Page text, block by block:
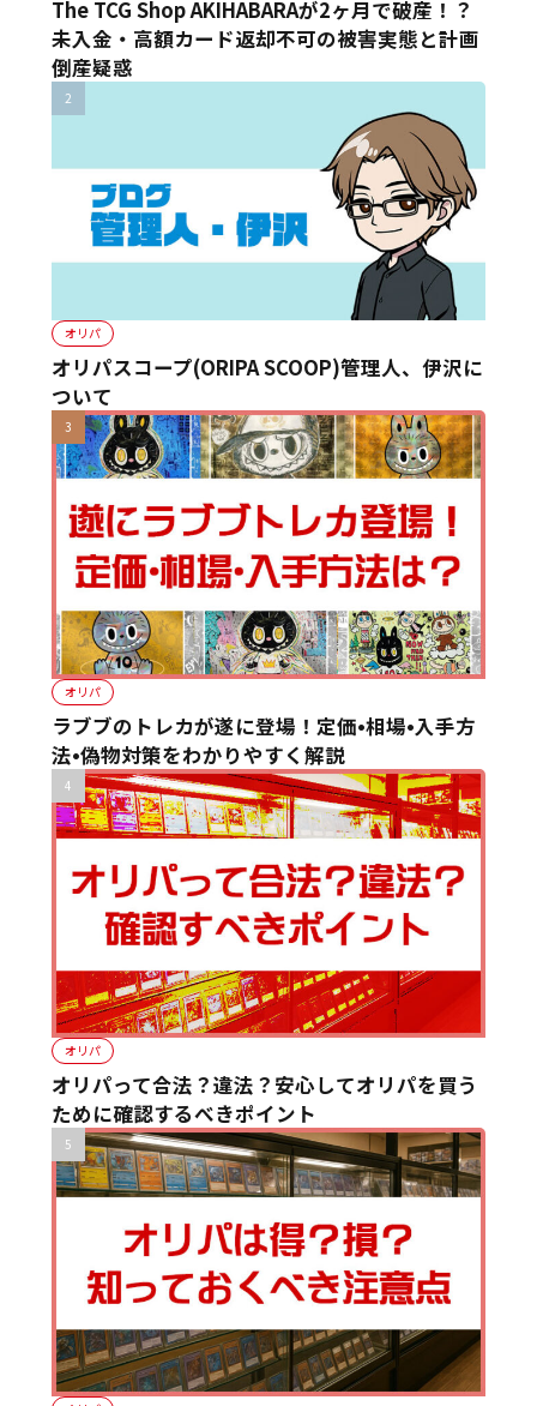
The TCG Shop AKIHABARAが2ヶ月で破産！？
未入金・高額カード返却不可の被害実態と計画
倒産疑惑
オリパ
オリパスコープ(ORIPA SCOOP)管理人、伊沢に
ついて
オリパ
ラブブのトレカが遂に登場！定価•相場•入手方
法•偽物対策をわかりやすく解説
オリパ
オリパって合法？違法？安心してオリパを買う
ために確認するべきポイント